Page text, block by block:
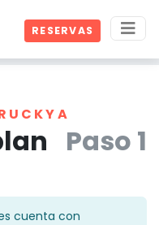
RESERVAS
Paso 1
cuenta con